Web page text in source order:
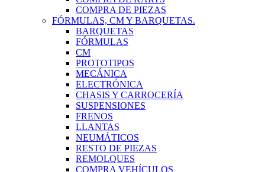
COMPRA DE PIEZAS
FÓRMULAS, CM Y BARQUETAS.
BARQUETAS
FÓRMULAS
CM
PROTOTIPOS
MECÁNICA
ELECTRÓNICA
CHASIS Y CARROCERÍA
SUSPENSIONES
FRENOS
LLANTAS
NEUMÁTICOS
RESTO DE PIEZAS
REMOLQUES
COMPRA VEHÍCULOS